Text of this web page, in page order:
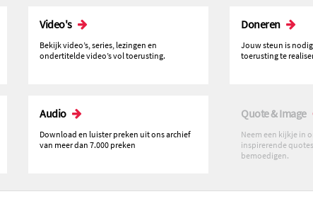
Video's
Bekijk video’s, series, lezingen en
ondertitelde video’s vol toerusting.
Doneren
Jouw steun is
toerusting te
Audio
Download en luister preken uit ons archief
van meer dan 7.000 preken
Quote & Image
Neem een kijkje in
inspirerende
bemoedigen.